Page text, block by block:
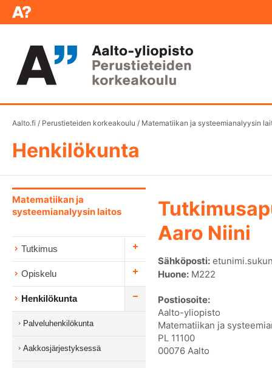
Aalto.fi / Perustieteiden korkeakoulu / Matematiikan ja systeemianalyysin
Henkilökunta
Matematiikan ja
systeemianalyysin laitos
Tutkimus
Opiskelu
Henkilökunta
Palveluhenkilökunta
Aakkosjärjestyksessä
Aaro Niini
Sähköposti:
Huone: M222
Postiosoite:
Aalto-yliopisto
Matematiikan ja
PL 11100
00076 Aalto